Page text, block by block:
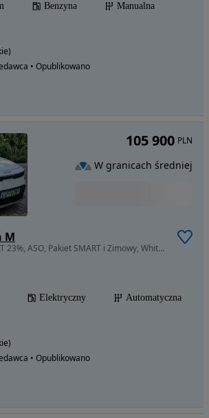
Benzyna
Manualna
• Opublikowano
M
204 KM • Salon PL, VAT 23%, ASO, Pakiet SMART i Zimowy, White Pearl, Dodatki
Elektryczny
Automatyczna
• Opublikowano
105 900 PLN
W granicach średniej